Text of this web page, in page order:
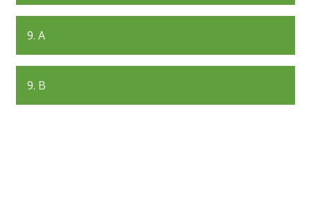
9. A
9. B